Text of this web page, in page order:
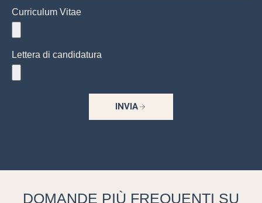
Curriculum Vitae
Lettera di candidatura
INVIA
DOMANDE PIÙ FREQUENTI SU